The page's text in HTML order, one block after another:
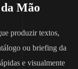
Mão
produzir textos,
ou briefing da
e visualmente